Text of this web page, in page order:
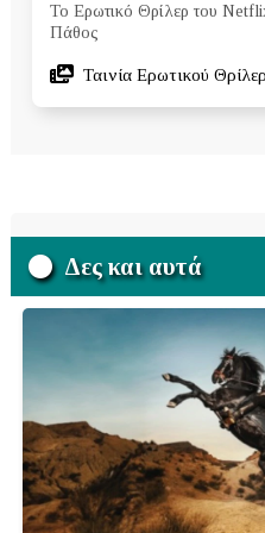
Το Ερωτικό Θρίλερ του
Πάθος
Ταινία Ερωτικού Θρίλερ
Δες και αυτά